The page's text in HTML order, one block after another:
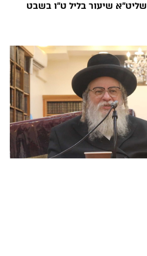
שליט”א שיעור בליל ט”ו בשבט